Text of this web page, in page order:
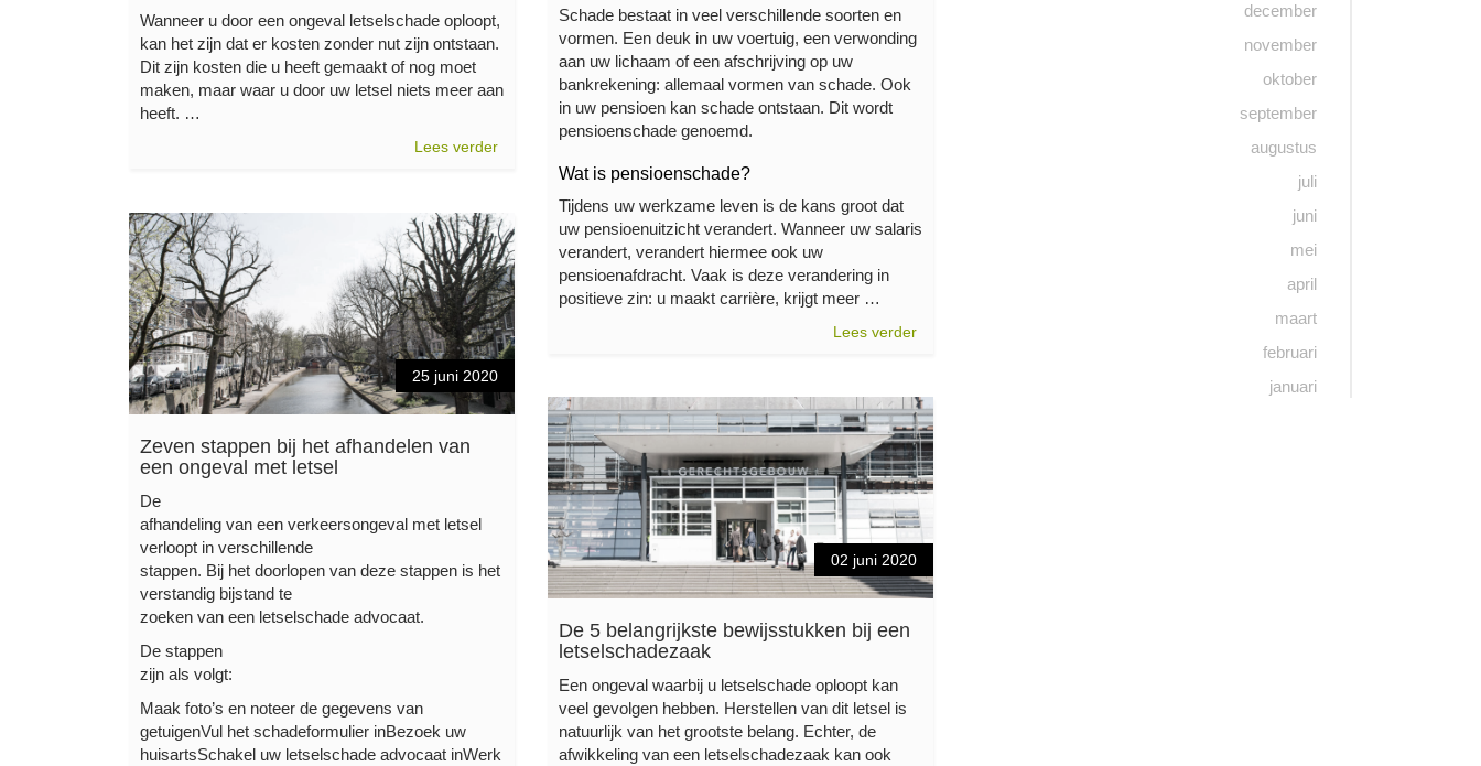
Wanneer u door een ongeval letselschade oploopt,
kan het zijn dat er kosten zonder nut zijn ontstaan.
Dit zijn kosten die u heeft gemaakt of nog moet
maken, maar waar u door uw letsel niets meer aan
heeft. …
Lees verder
Schade bestaat in veel verschillende soorten en
vormen. Een deuk in uw voertuig, een verwonding
aan uw lichaam of een afschrijving op uw
bankrekening: allemaal vormen van schade. Ook
in uw pensioen kan schade ontstaan. Dit wordt
pensioenschade genoemd.
Wat is pensioenschade?
Tijdens uw werkzame leven is de kans groot dat
uw pensioenuitzicht verandert. Wanneer uw salaris
verandert, verandert hiermee ook uw
pensioenafdracht. Vaak is deze verandering in
positieve zin: u maakt carrière, krijgt meer …
Lees verder
25 juni 2020
Zeven stappen bij het afhandelen van
een ongeval met letsel
De
afhandeling van een verkeersongeval met letsel
verloopt in verschillende
stappen. Bij het doorlopen van deze stappen is het
verstandig bijstand te
zoeken van een letselschade advocaat.
De stappen
zijn als volgt:
Maak foto’s en noteer de gegevens van
getuigenVul het schadeformulier inBezoek uw
huisartsSchakel uw letselschade advocaat inWerk
02 juni 2020
De 5 belangrijkste bewijsstukken bij een
letselschadezaak
Een ongeval waarbij u letselschade oploopt kan
veel gevolgen hebben. Herstellen van dit letsel is
natuurlijk van het grootste belang. Echter, de
afwikkeling van een letselschadezaak kan ook
december
november
oktober
september
augustus
juli
juni
mei
april
maart
februari
januari